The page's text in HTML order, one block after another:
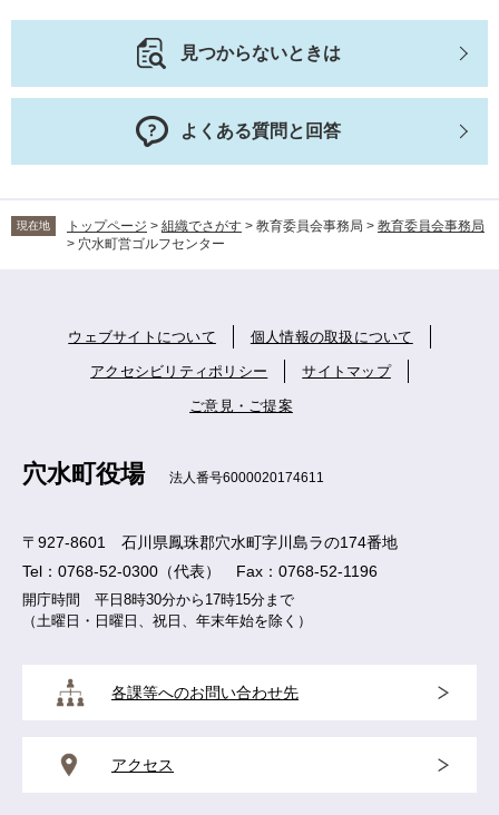
見つからないときは
よくある質問と回答
現在地 トップページ > 組織でさがす > 教育委員会事務局 > 教育委員会事務局
> 穴水町営ゴルフセンター
ウェブサイトについて 個人情報の取扱について
アクセシビリティポリシー サイトマップ
ご意見・ご提案
穴水町役場 法人番号6000020174611
〒927-8601 石川県鳳珠郡穴水町字川島ラの174番地
Tel：0768-52-0300（代表） Fax：0768-52-1196
開庁時間 平日8時30分から17時15分まで
（土曜日・日曜日、祝日、年末年始を除く）
各課等へのお問い合わせ先
アクセス